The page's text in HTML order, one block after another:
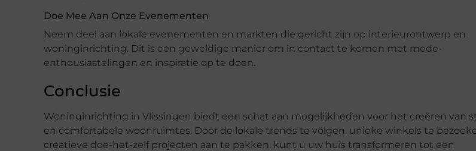
Doe Mee Aan Onze Evenementen
Neem deel aan lokale evenementen en markten die gericht zijn op interieurontwerp en
woninginrichting. Dit is een geweldige manier om in contact te komen met mede-
enthousiastelingen en inspiratie op te doen.
Conclusie
Woninginrichting in Vlissingen biedt een schat aan mogelijkheden voor het creëren van
en comfortabele woonruimtes. Door de lokale trends te volgen, unieke winkels te
creatieve doe-het-zelf projecten aan te pakken, kunt u uw huis transformeren tot een